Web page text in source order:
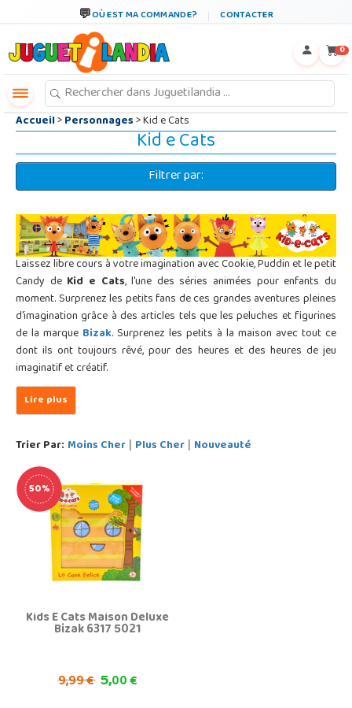
OÙ EST MA COMMANDE? CONTACTER
0
Accueil>Personnages> Kid e Cats
Kid e Cats
Filtrer par:
Laissez libre cours à votre imagination avec Cookie, Puddin et le petit
Candy de Kid e Cats, l'une des séries animées pour enfants du
moment. Surprenez les petits fans de ces grandes aventures pleines
d'imagination grâce à des articles tels que les peluches et figurines
de la marque Bizak. Surprenez les petits à la maison avec tout ce
dont ils ont toujours rêvé, pour des heures et des heures de jeu
imaginatif et créatif.
Trier Par: Moins Cher | Plus Cher | Nouveauté
50%
Kids E Cats Maison Deluxe
Bizak 6317 5021
9,99 € 5,00 €